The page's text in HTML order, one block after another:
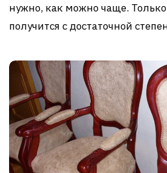
нужно, как можно чаще. Только
получится с достаточной